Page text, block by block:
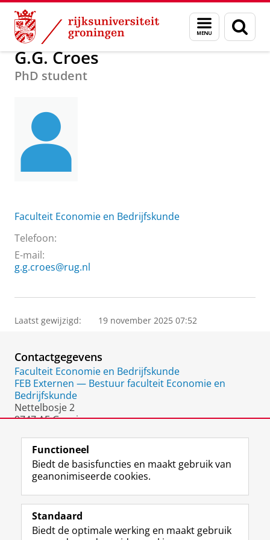
Skip
Content
Skip
Navigation
Menu
en
zoeken
Over ons G.G. Croes
G.G. Croes
PhD student
Faculteit Economie en Bedrijfskunde
Telefoon:
E-mail:
g.g.croes@rug.nl
Laatst gewijzigd: 19 november 2025 07:52
Contactgegevens
Faculteit Economie en Bedrijfskunde
FEB Externen — Bestuur faculteit Economie en
Bedrijfskunde
Nettelbosje 2
9747 AE Groningen
Volg de RUG
F
a
e
L
i
k
R
S
-
I
n
t
Y
o
T
Studiekiezers
Functioneel
Biedt de basisfuncties en maakt gebruik van
geanonimiseerde cookies.
Standaard
Biedt de optimale werking en maakt gebruik